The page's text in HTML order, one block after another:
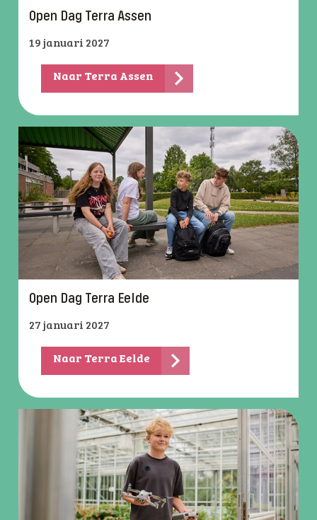
Open Dag Terra Assen
19 januari 2027
Naar Terra Assen
Open Dag Terra Eelde
27 januari 2027
Naar Terra Eelde